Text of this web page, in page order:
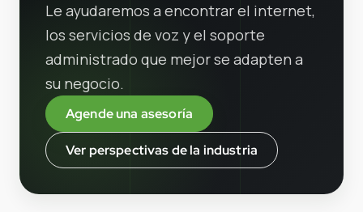
Le ayudaremos a encontrar el internet,
los servicios de voz y el soporte
administrado que mejor se adapten a
su negocio.
Agende una asesoría
Ver perspectivas de la industria